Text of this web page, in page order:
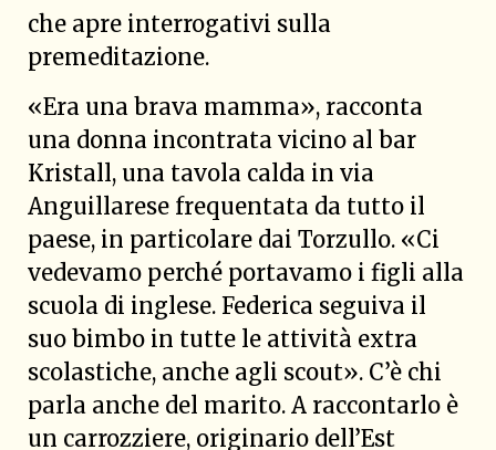
che apre interrogativi sulla
premeditazione.
«Era una brava mamma», racconta
una donna incontrata vicino al bar
Kristall, una tavola calda in via
Anguillarese frequentata da tutto il
paese, in particolare dai Torzullo. «Ci
vedevamo perché portavamo i figli alla
scuola di inglese. Federica seguiva il
suo bimbo in tutte le attività extra
scolastiche, anche agli scout». C’è chi
parla anche del marito. A raccontarlo è
un carrozziere, originario dell’Est